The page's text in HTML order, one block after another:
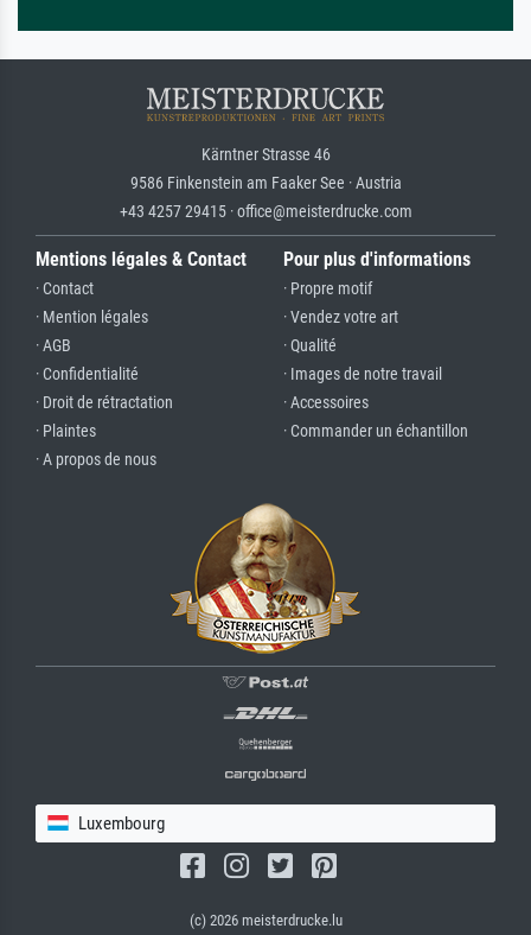
Kärntner Strasse 46
9586 Finkenstein am Faaker See · Austria
+43 4257 29415 · office@meisterdrucke.com
Mentions légales & Contact
· Contact
· Mention légales
· AGB
· Confidentialité
· Droit de rétractation
· Plaintes
· A propos de nous
Pour plus d'informations
· Propre motif
· Vendez votre art
· Qualité
· Images de notre travail
· Accessoires
· Commander un échantillon
Luxembourg
(c) 2026 meisterdrucke.lu